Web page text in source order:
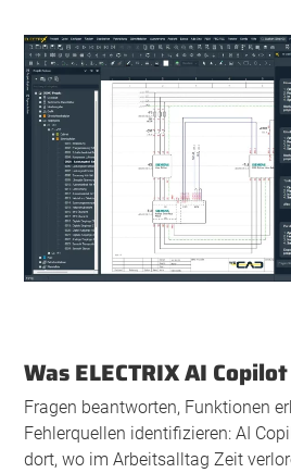
Was ELECTRIX AI
Fragen beantworten, Funktionen
Fehlerquellen identifizieren: AI
dort, wo im Arbeitsalltag Zeit